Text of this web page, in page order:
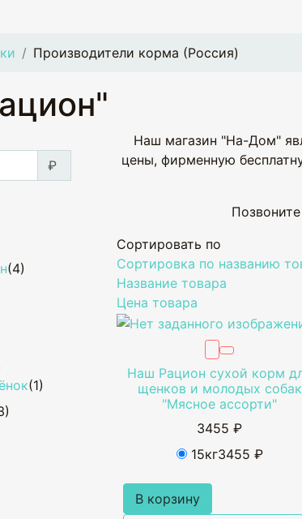
Производители корма (Россия)
₽
(4)
(1)
Наш магазин "На-Дом"
цены, фирменную
Сортировать по
Сортировка по названию
Название товара
Цена товара
Наш Рацион сухой корм
щенков и молодых собак
"Мясное ассорти"
3455 ₽
15кг3455 ₽
В корзину